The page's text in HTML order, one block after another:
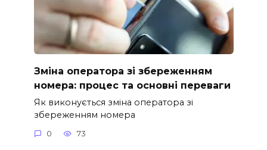
Зміна оператора зі збереженням
номера: процес та основні переваги
Як виконується зміна оператора зі
збереженням номера
0 73